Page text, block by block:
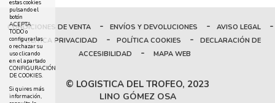
CONDICIONES DE VENTA - ENVÍOS Y DEVOLUCIONES - AVISO LEGAL -
POLÍTICA PRIVACIDAD - POLÍTICA COOKIES -
DECLARACIÓN DE
ACCESIBILIDAD
- MAPA WEB
© LOGISTICA DEL TROFEO, 2023
LINO GÓMEZ OSA
estas cookies
pulsando el
botón
ACEPTA
TODO o
configurarlas
o rechazar su
uso clicando
en el apartado
CONFIGURACIÓN
DE COOKIES.
Si quires más
información,